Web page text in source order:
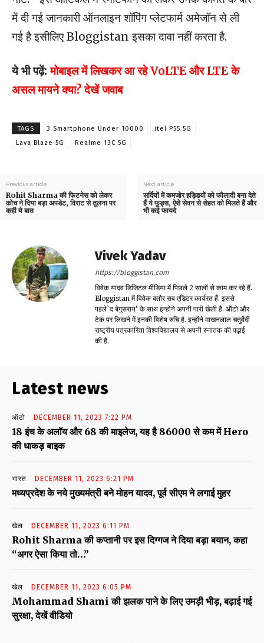
में दी गई जानकारी ऑनलाइन शॉपिंग प्लेटफार्म अमेजॉन से ली
गई है इसीलिए Bloggistan इसका दावा नहीं करता है.
ये भी पढ़ें:मोबाइल में लिखकर आ रहे VoLTE और LTE के
असल मायने क्या? देखें जवाब
TAGS 3 Smartphone Under 10000
itel P55 5G
Lava Blaze 5G
Realme 13C 5G
Previous article
Rohit Sharma की फिटनेस को लेकर
कोच ने दिया बड़ा अपडेट, विराट से तुलना पर
कही ये बात
Next article
सर्दियों में कमजोर हड्डियों को फौलादी बना देते
हैं ये फूड्स, ऐसे सेवन से सेहत को मिलते हैं और
भी कई फायदे
Vivek Yadav
https://bloggistan.com
विवेक यादव डिजिटल मीडिया में पिछले 2 सालों से काम कर रहे हैं.
Bloggistan में विवेक बतौर सब एडिटर कार्यरत हैं. इससे
पहले`द बेगुसराय' के साथ इन्होंने अपनी पारी खेली है. ऑटो और
टेक पर लिखने में इनकी विशेष रुचि है. इन्होंने माखनलाल चतुर्वेदी
राष्ट्रीय पत्रकारिता विश्वविद्यालय से अपनी स्नातक की पढ़ाई
की है.
Latest news
ऑटो DECEMBER 11, 2023 7:22 PM
18 इंच के अलॉय और 68 की माइलेज, यह है 86000 से कम में Hero
की धाकड़ बाइक
भारत DECEMBER 11, 2023 6:21 PM
मध्यप्रदेश के नये मुख्यमंत्री बने मोहन यादव, पूर्व सीएम ने लगाई मुहर
खेल DECEMBER 11, 2023 6:11 PM
Rohit Sharma की कप्तानी पर इस दिग्गज ने दिया बड़ा बयान, कहा
“अगर ऐसा किया तो…”
खेल DECEMBER 11, 2023 6:05 PM
Mohammad Shami की झलक पाने के लिए उमड़ी भीड़, बढ़ाई गई
सुरक्षा, देखें वीडियो